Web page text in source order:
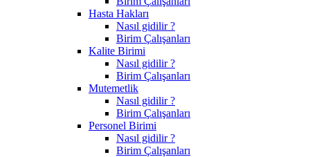
Hasta Hakları
Nasıl gidilir ?
Birim Çalışanları
Kalite Birimi
Nasıl gidilir ?
Birim Çalışanları
Mutemetlik
Nasıl gidilir ?
Birim Çalışanları
Personel Birimi
Nasıl gidilir ?
Birim Çalışanları